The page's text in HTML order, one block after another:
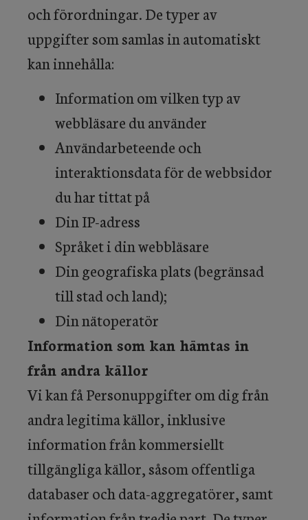
och förordningar. De typer av
uppgifter som samlas in automatiskt
kan innehålla:
Information om vilken typ av
webbläsare du använder
Användarbeteende och
interaktionsdata för de webbsidor
du har tittat på
Din IP-adress
Språket i din webbläsare
Din geografiska plats (begränsad
till stad och land);
Din nätoperatör
Information som kan hämtas in
från andra källor
Vi kan få Personuppgifter om dig från
andra legitima källor, inklusive
information från kommersiellt
tillgängliga källor, såsom offentliga
databaser och data-aggregatörer, samt